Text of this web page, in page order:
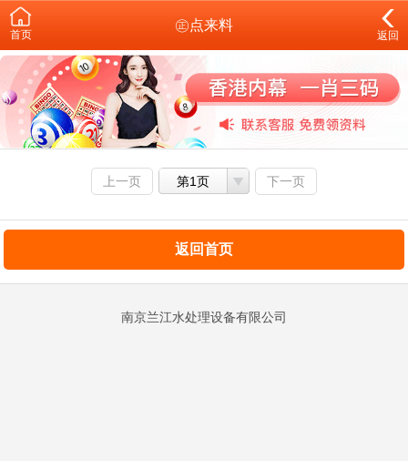
首页
㊣点来料
返回
上一页 第1页 下一页
返回首页
南京兰江水处理设备有限公司